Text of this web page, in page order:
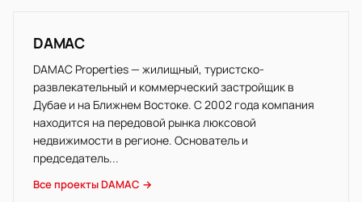
DAMAC
DAMAC Properties — жилищный, туристско-
развлекательный и коммерческий застройщик в
Дубае и на Ближнем Востоке. С 2002 года компания
находится на передовой рынка люксовой
недвижимости в регионе. Основатель и
председатель...
Все проекты DAMAC →